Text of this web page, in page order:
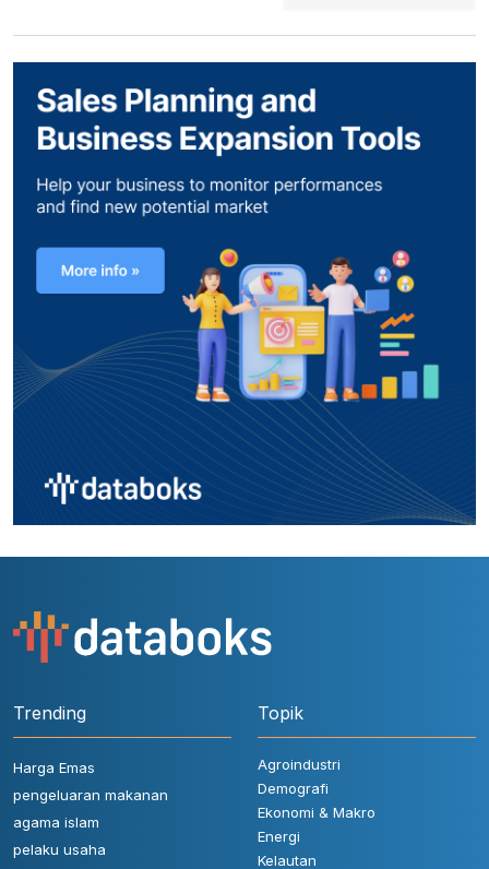
Trending
Harga Emas
pengeluaran makanan
agama islam
pelaku usaha
Topik
Agroindustri
Demografi
Ekonomi & Makro
Energi
Kelautan